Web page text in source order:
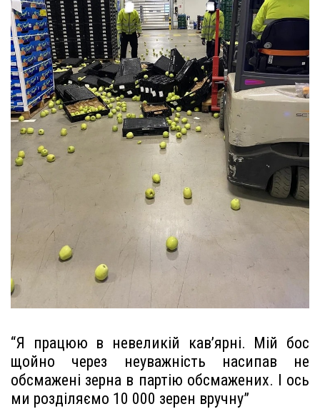
“Я працюю в невеликій кав’ярні. Мій бос
щойно через неуважність насипав не
обсмажені зерна в партію обсмажених. І ось
ми розділяємо 10 000 зерен вручну”